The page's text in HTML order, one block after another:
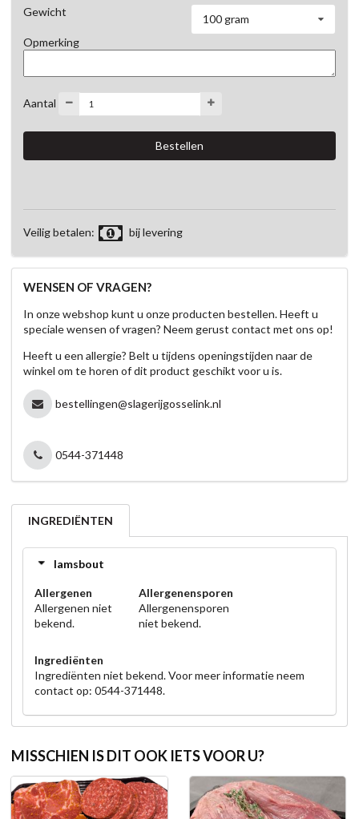
Gewicht
100 gram
Opmerking
Aantal
Veilig betalen: bij levering
WENSEN OF VRAGEN?
In onze webshop kunt u onze producten bestellen. Heeft u
speciale wensen of vragen? Neem gerust contact met ons op!
Heeft u een allergie? Belt u tijdens openingstijden naar de
winkel om te horen of dit product geschikt voor u is.
bestellingen@slagerijgosselink.nl
0544-371448
INGREDIËNTEN
lamsbout
Allergenen
Allergenen niet
bekend.
Allergenensporen
Allergenensporen
niet bekend.
Ingrediënten
Ingrediënten niet bekend. Voor meer informatie neem
contact op: 0544-371448.
MISSCHIEN IS DIT OOK IETS VOOR U?